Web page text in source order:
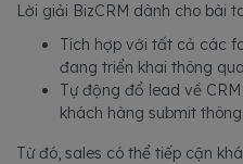
Lời giải BizCRM dành cho bài
Tích hợp với tất cả các
đang triển khai thông
Tự động đổ lead về
khách hàng submit
Từ đó, sales có thể tiếp cận